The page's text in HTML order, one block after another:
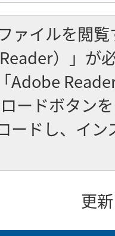
ァイルを閲
）」が
Adobe
ードボタン
ードし、イ
更